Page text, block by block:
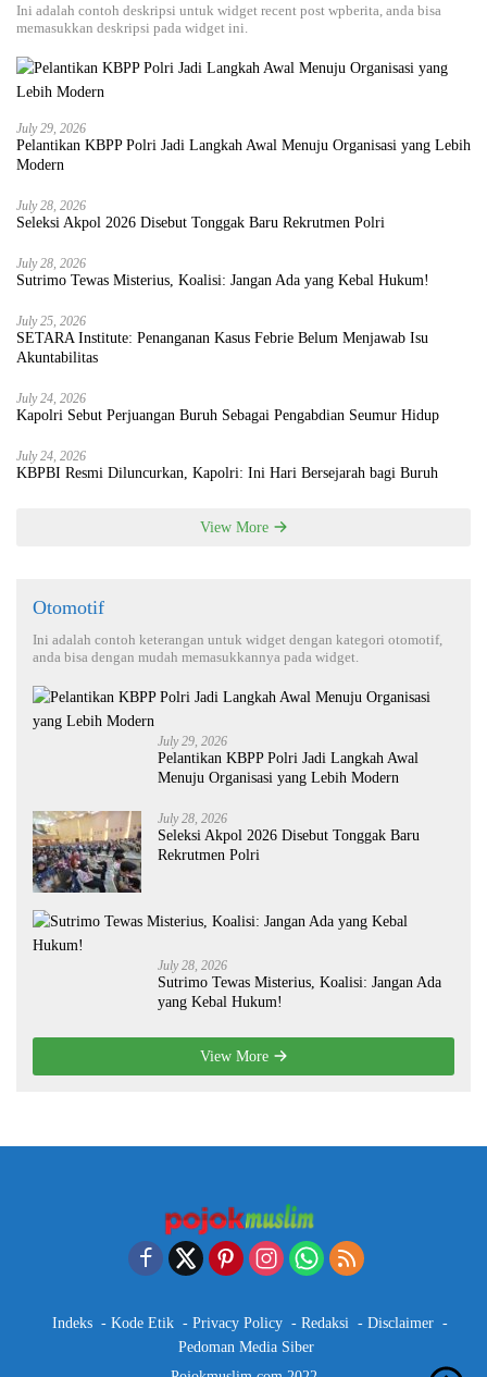
Ini adalah contoh deskripsi untuk widget recent post wpberita, anda bisa
memasukkan deskripsi pada widget ini.
July 29, 2026
Pelantikan KBPP Polri Jadi Langkah Awal Menuju Organisasi yang Lebih
Modern
July 28, 2026
Seleksi Akpol 2026 Disebut Tonggak Baru Rekrutmen Polri
July 28, 2026
Sutrimo Tewas Misterius, Koalisi: Jangan Ada yang Kebal Hukum!
July 25, 2026
SETARA Institute: Penanganan Kasus Febrie Belum Menjawab Isu
Akuntabilitas
July 24, 2026
Kapolri Sebut Perjuangan Buruh Sebagai Pengabdian Seumur Hidup
July 24, 2026
KBPBI Resmi Diluncurkan, Kapolri: Ini Hari Bersejarah bagi Buruh
View More
Otomotif
Ini adalah contoh keterangan untuk widget dengan kategori otomotif,
anda bisa dengan mudah memasukkannya pada widget.
July 29, 2026
Pelantikan KBPP Polri Jadi Langkah Awal
Menuju Organisasi yang Lebih Modern
July 28, 2026
Seleksi Akpol 2026 Disebut Tonggak Baru
Rekrutmen Polri
July 28, 2026
Sutrimo Tewas Misterius, Koalisi: Jangan Ada
yang Kebal Hukum!
View More
Indeks Kode Etik Privacy Policy Redaksi
Disclaimer
Pedoman Media Siber